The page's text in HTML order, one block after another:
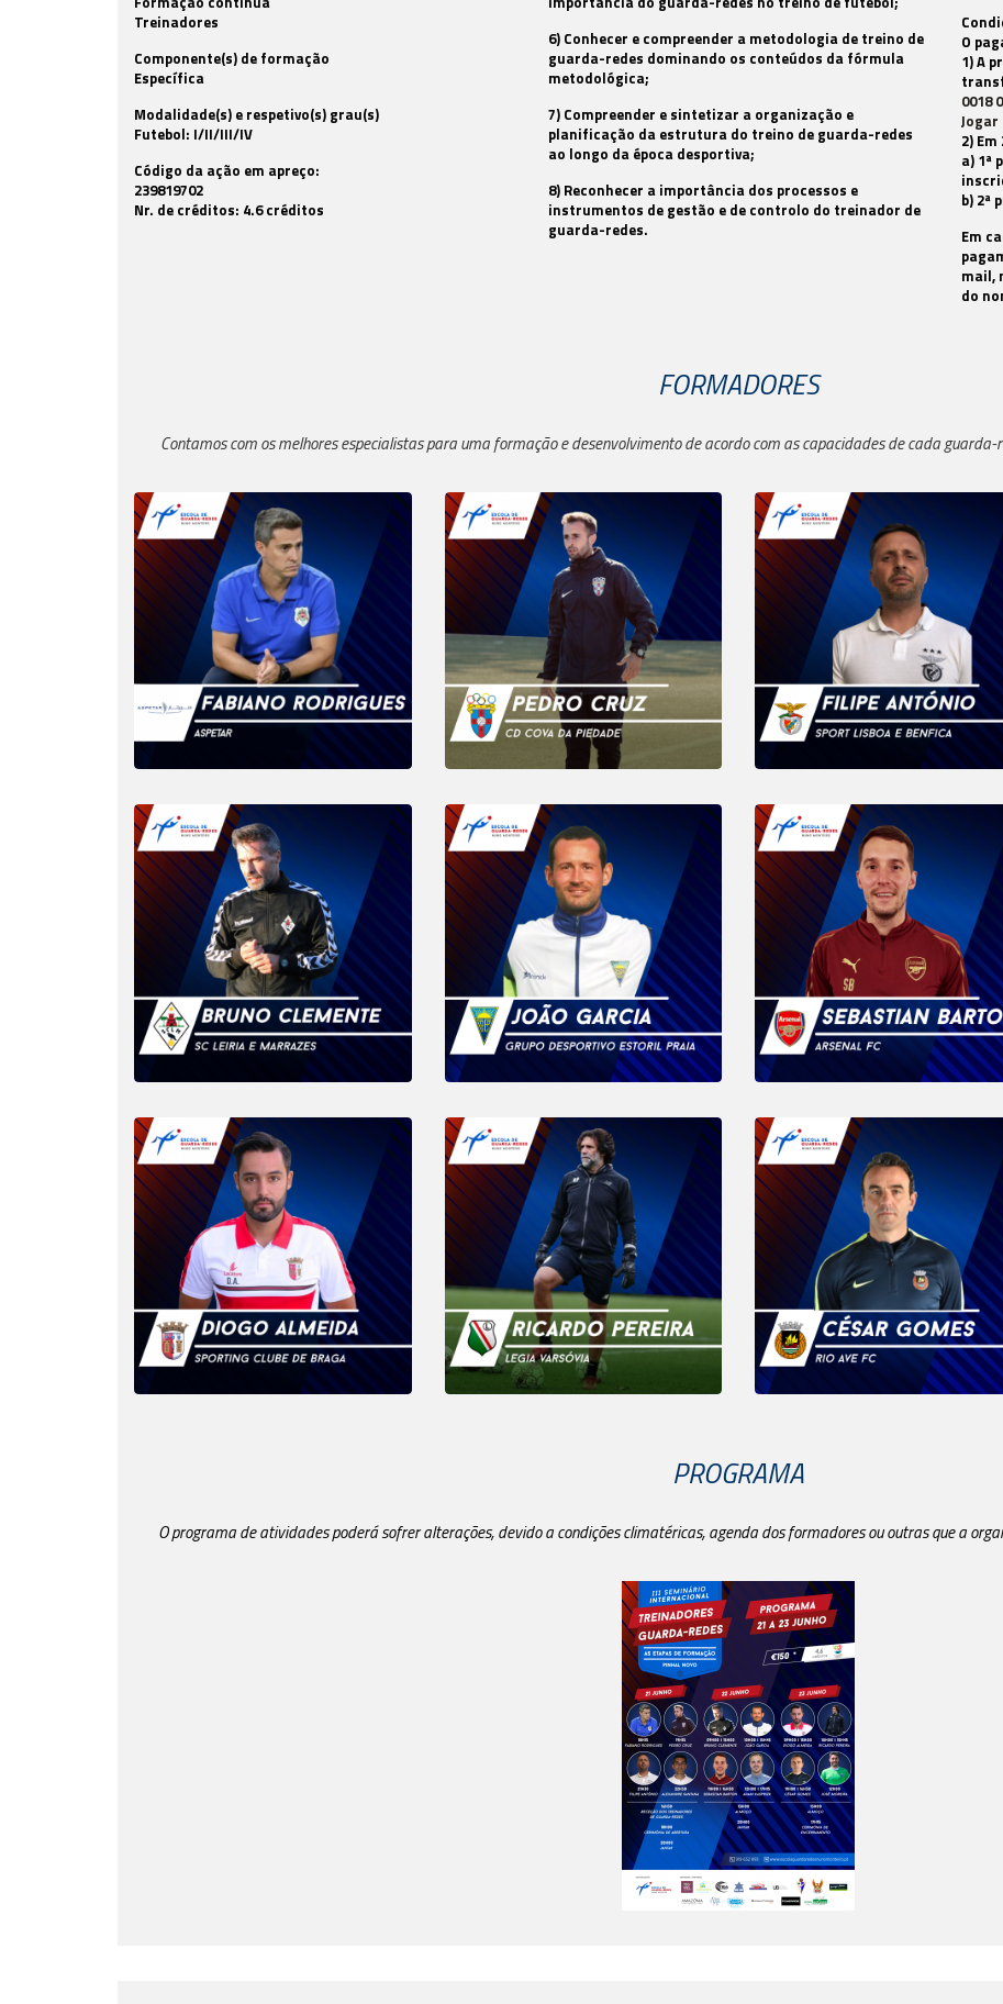
Treinadores
Componente(s) de formação
Específica
Modalidade(s) e respetivo(s) grau(s)
Futebol: I/II/III/IV
Código da ação em apreço:
239819702
Nr. de créditos: 4.6 créditos
6) Conhecer e compreender a metodologia de treino de
guarda-redes dominando os conteúdos da fórmula
metodológica;
7) Compreender e sintetizar a organização e
planificação da estrutura do treino de guarda-redes
ao longo da época desportiva;
8) Reconhecer a importância dos processos e
instrumentos de gestão e de controlo do treinador de
guarda-redes.
O
1) A
0018
Jogar
2)
a) 1ª
b) 2ª
Em
mail,
do
FORMADORES
Contamos com os melhores especialistas para uma formação e desenvolvimento de acordo com as capacidades de cada
PROGRAMA
O programa de atividades poderá sofrer alterações, devido a condições climatéricas, agenda dos formadores ou outras que a